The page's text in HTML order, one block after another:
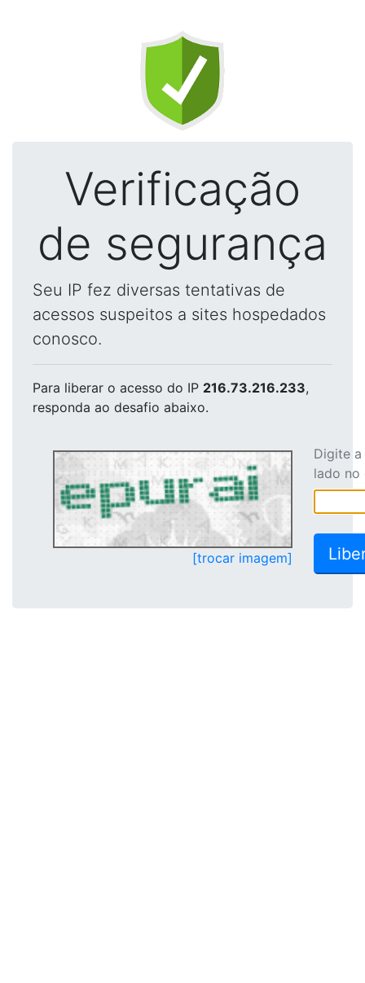
Verificação
de segurança
Seu IP fez diversas tentativas de
acessos suspeitos a sites hospedados
conosco.
Para liberar o acesso do IP 216.73.216.233,
responda ao desafio abaixo.
[trocar imagem]
Digite
lado no